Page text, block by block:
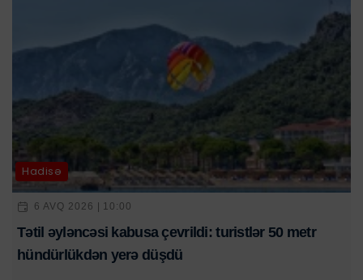
Hadisə
6 AVQ 2026 | 10:00
Tətil əyləncəsi kabusa çevrildi: turistlər 50 metr
hündürlükdən yerə düşdü